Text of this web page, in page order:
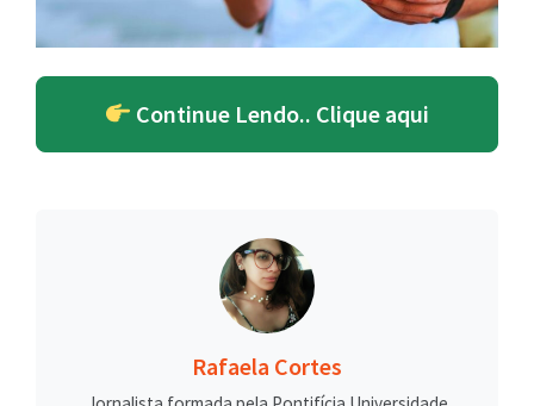
Continue Lendo.. Clique aqui
Rafaela Cortes